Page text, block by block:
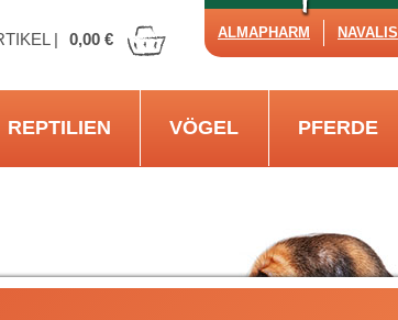
| 0,00 € ALMAPHARM NAVALIS
REPTILIEN VÖGEL PFERDE